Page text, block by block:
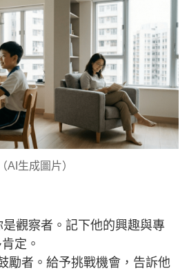
（AI生成圖片）
是觀察者。記下他的興趣與專
定。
勵者。給予挑戰機會，告訴他